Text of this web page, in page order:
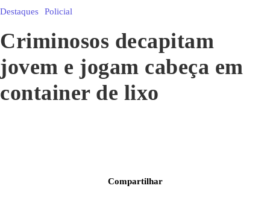
Destaques Policial
Criminosos decapitam
jovem e jogam cabeça em
container de lixo
Compartilhar